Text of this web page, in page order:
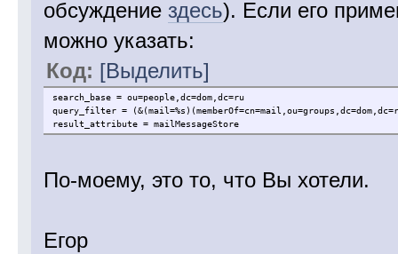
обсуждение здесь). Если его
можно указать:
Код: [Выделить]
search_base = ou=people,dc=dom,dc=ru
query_filter =
result_attribute = mailMessageStore
По-моему, это то, что Вы хотели.
Егор